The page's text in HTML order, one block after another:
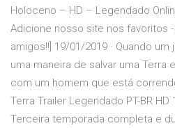
Holoceno – HD – Legendado
Adicione nosso site nos favoritos
amigos!!] 19/01/2019 · Quando
uma maneira de salvar uma Terra
com um homem que está
Terra Trailer Legendado PT-BR HD
Terceira temporada completa e